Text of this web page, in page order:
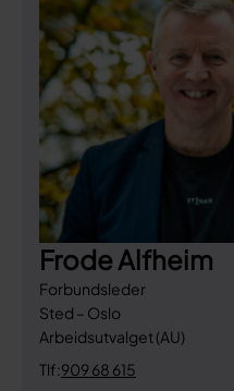
Frode Alfheim
Forbundsleder
Sted – Oslo
Arbeidsutvalget (AU)
Tlf:909 68 615